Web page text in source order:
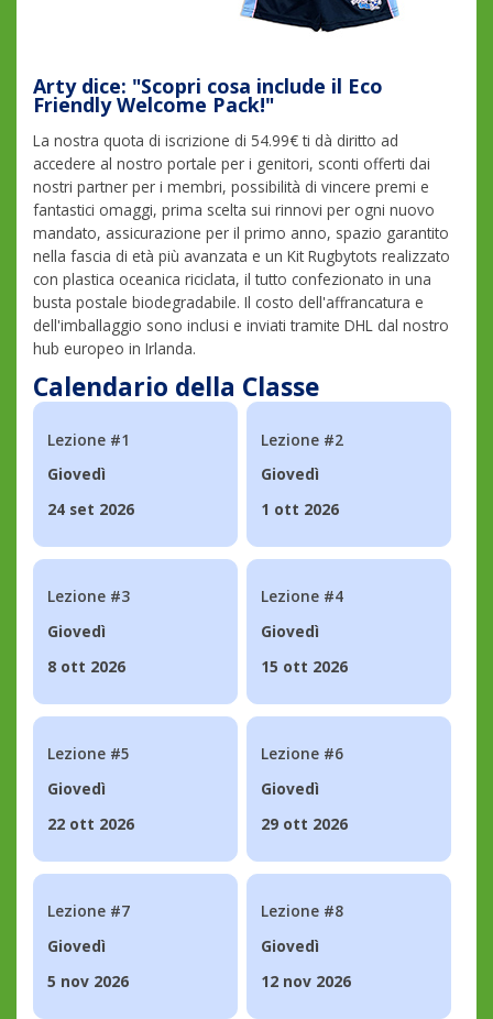
Arty dice: "Scopri cosa include il Eco
Friendly Welcome Pack!"
La nostra quota di iscrizione di 54.99€ ti dà diritto ad
accedere al nostro portale per i genitori, sconti offerti dai
nostri partner per i membri, possibilità di vincere premi e
fantastici omaggi, prima scelta sui rinnovi per ogni nuovo
mandato, assicurazione per il primo anno, spazio garantito
nella fascia di età più avanzata e un Kit Rugbytots realizzato
con plastica oceanica riciclata, il tutto confezionato in una
busta postale biodegradabile. Il costo dell'affrancatura e
dell'imballaggio sono inclusi e inviati tramite DHL dal nostro
hub europeo in Irlanda.
Calendario della Classe
Lezione #1
Giovedì
24 set 2026
Lezione #2
Giovedì
1 ott 2026
Lezione #3
Giovedì
8 ott 2026
Lezione #4
Giovedì
15 ott 2026
Lezione #5
Giovedì
22 ott 2026
Lezione #6
Giovedì
29 ott 2026
Lezione #7
Giovedì
5 nov 2026
Lezione #8
Giovedì
12 nov 2026